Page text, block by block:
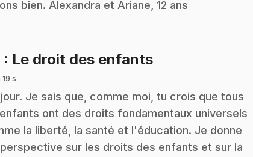
bien. Alexandra et Ariane, 12 ans
: Le droit des enfants.
19 s
Je sais que, comme moi, tu crois que tous
ont des droits fondamentaux universels
la liberté, la santé et l'éducation. Je donne
sur les droits des enfants et sur la